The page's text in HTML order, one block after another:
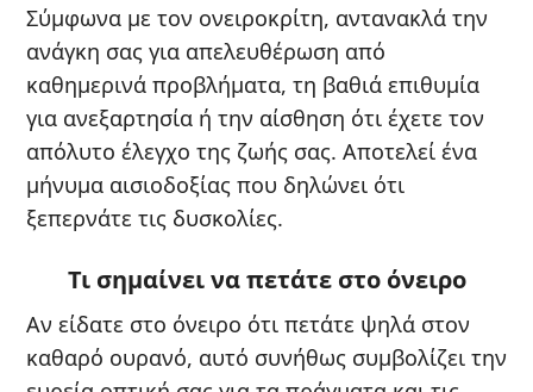
Σύμφωνα με τον ονειροκρίτη, αντανακλά την
ανάγκη σας για απελευθέρωση από
καθημερινά προβλήματα, τη βαθιά επιθυμία
για ανεξαρτησία ή την αίσθηση ότι έχετε τον
απόλυτο έλεγχο της ζωής σας. Αποτελεί ένα
μήνυμα αισιοδοξίας που δηλώνει ότι
ξεπερνάτε τις δυσκολίες.
Τι σημαίνει να πετάτε στο όνειρο
Αν είδατε στο όνειρο ότι πετάτε ψηλά στον
καθαρό ουρανό, αυτό συνήθως συμβολίζει την